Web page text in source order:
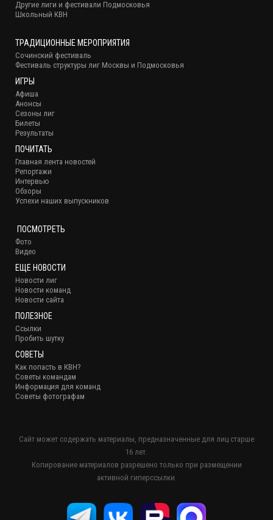
Другие лиги и фестивали Подмосковья
Школьный КВН
ТРАДИЦИОННЫЕ МЕРОПРИЯТИЯ
Сочинский фестиваль
Фестиваль структуры лиг Москвы и Подмосковья
ИГРЫ
Афиша
Анонсы
Сезоны лиг
Билеты
Результаты
ПОЧИТАТЬ
Главная лента новостей
Репортажи
Интервью
Обзоры
Успехи наших выпускников
ПОСМОТРЕТЬ
Фото
Видео
ЕЩЕ НОВОСТИ
Новости лиг
Новости команд
Новости сайта
ПОЛЕЗНОЕ
Ссылки
Пробить шутку
СОВЕТЫ
Как попасть в КВН?
Советы командам
Информация для команд
Советы фотографам
Сайт может содержать материалы, предназначенные для лиц старше
16 лет.
Копирование материалов разрешено только при размещении
активной гиперссылки.